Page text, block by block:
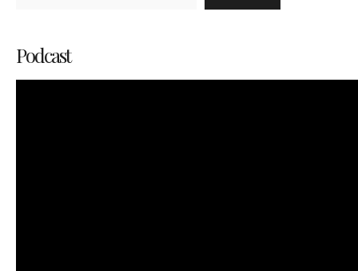
Podcast